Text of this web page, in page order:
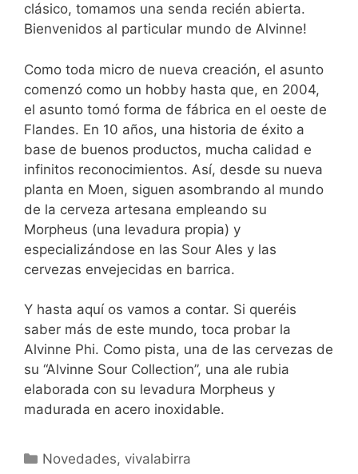
clásico, tomamos una senda recién abierta.
Bienvenidos al particular mundo de Alvinne!
Como toda micro de nueva creación, el asunto
comenzó como un hobby hasta que, en 2004,
el asunto tomó forma de fábrica en el oeste de
Flandes. En 10 años, una historia de éxito a
base de buenos productos, mucha calidad e
infinitos reconocimientos. Así, desde su nueva
planta en Moen, siguen asombrando al mundo
de la cerveza artesana empleando su
Morpheus (una levadura propia) y
especializándose en las Sour Ales y las
cervezas envejecidas en barrica.
Y hasta aquí os vamos a contar. Si queréis
saber más de este mundo, toca probar la
Alvinne Phi. Como pista, una de las cervezas de
su “Alvinne Sour Collection”, una ale rubia
elaborada con su levadura Morpheus y
madurada en acero inoxidable.
Categorías
Novedades, vivalabirra